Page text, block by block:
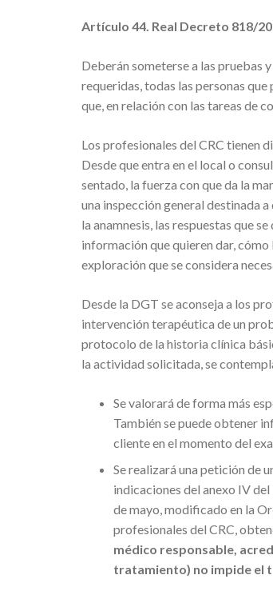
Artículo 44. Real Decreto 818/
Deberán someterse a las pruebas
requeridas, todas las personas
que, en relación con las tareas de
Los profesionales del CRC tienen
Desde que entra en el local o
sentado, la fuerza con que da la
una inspección general destinada
la anamnesis, las respuestas que
información que quieren dar,
exploración que se considera
Desde la DGT se aconseja a los
intervención terapéutica de un
protocolo de la historia clínica
la actividad solicitada, se
Se valorará de forma más
También se puede obtener
cliente en el momento del
Se realizará una petición de
indicaciones del anexo IV
de mayo, modificado en la
profesionales del CRC,
médico responsable,
tratamiento) no impide el